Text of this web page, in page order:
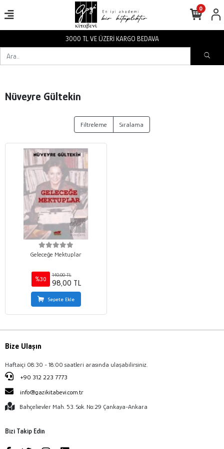
3000 TL VE ÜZERİ KARGO BEDAVA
0
Nüveyre Gültekin
Filtreleme Sıralama
Geleceğe Mektuplar
%30
140,00 TL
98,00 TL
Sepete Ekle
Bize Ulaşın
Haftaiçi 08:30 - 18:00 saatleri arasında ulaşabilirsiniz.
+90 312 223 7773
info@gazikitabevi.com.tr
Bahçelievler Mah. 53. Sok. No:29 Çankaya-Ankara
Bizi Takip Edin